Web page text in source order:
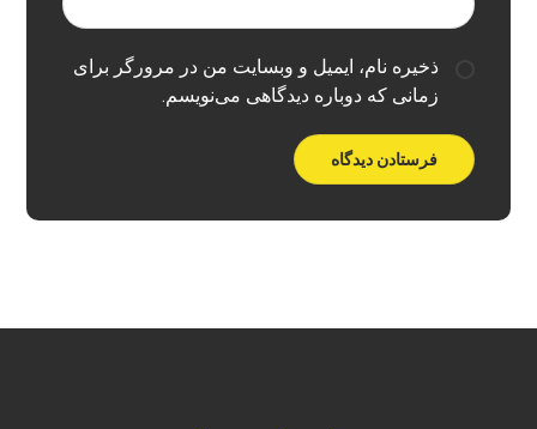
ذخیره نام، ایمیل و وبسایت من در مرورگر برای
زمانی که دوباره دیدگاهی می‌نویسم.